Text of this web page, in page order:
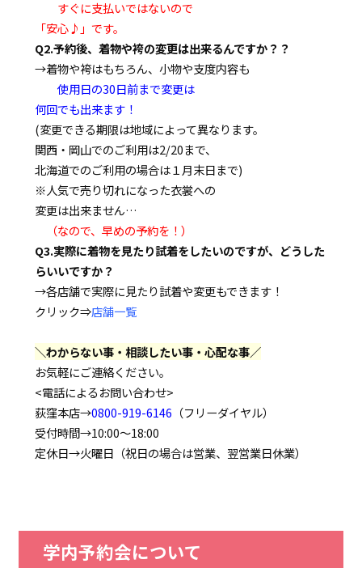
すぐに支払いではないので
「安心♪」です。
Q2.予約後、着物や袴の変更は出来るんですか？？
→着物や袴はもちろん、小物や支度内容も
使用日の30日前まで変更は
何回でも出来ます！
(変更できる期限は地域によって異なります。
関西・岡山でのご利用は2/20まで、
北海道でのご利用の場合は１月末日まで)
※人気で売り切れになった衣裳への
変更は出来ません…
（なので、早めの予約を！）
Q3.実際に着物を見たり試着をしたいのですが、どうした
らいいですか？
→各店舗で実際に見たり試着や変更もできます！
クリック⇒店舗一覧
＼わからない事・相談したい事・心配な事／
お気軽にご連絡ください。
<電話によるお問い合わせ>
荻窪本店→0800-919-6146 （フリーダイヤル）
受付時間→10:00～18:00
定休日→火曜日（祝日の場合は営業、翌営業日休業）
学内予約会について